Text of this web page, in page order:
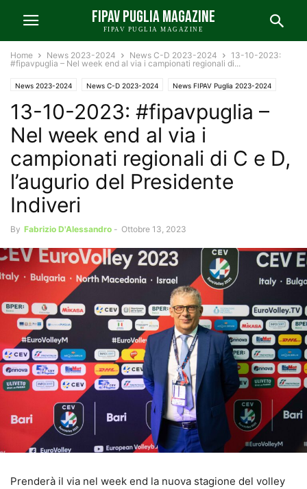
FIPAV PUGLIA MAGAZINE
FIPAV PUGLIA MAGAZINE
Home News 2023-2024 News C-D 2023-2024
13-10-2023:
#fipavpuglia – Nel week end al via i campionati regionali di...
News 2023-2024 News C-D 2023-2024 News FIPAV Puglia 2023-2024
Punto sui Campionati 2023-2024
13-10-2023: #fipavpuglia –
Nel week end al via i
campionati regionali di C e D,
l’augurio del Presidente
Indiveri
By Fabrizio D'Alessandro - Ottobre 13, 2023
Prenderà il via nel week end la nuova stagione del volley